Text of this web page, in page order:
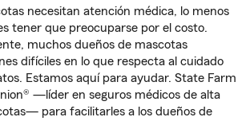
necesitan atención médica, lo menos
tener que preocuparse por el costo.
muchos dueños de mascotas
difíciles en lo que respecta al cuidado
Estamos aquí para ayudar. State Farm
—líder en seguros médicos de alta
para facilitarles a los dueños de